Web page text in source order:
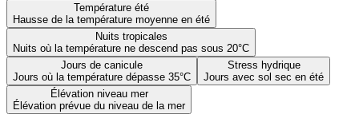
Température été
Hausse de la température moyenne en été
Nuits tropicales
Nuits où la température ne descend pas sous 20°C
Jours de canicule
Jours où la température dépasse 35°C
Stress hydrique
Jours avec sol sec en été
Élévation niveau mer
Élévation prévue du niveau de la mer